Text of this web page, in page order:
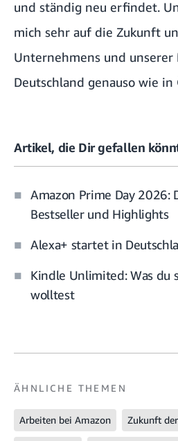
und ständig neu erfindet.
mich sehr auf die Zukunft
Unternehmens und
Deutschland genauso wie in
Artikel, die Dir gefallen
Amazon Prime Day 2026:
Bestseller und Highlights
Alexa+ startet in
Kindle Unlimited: Was du
wolltest
ÄHNLICHE THEMEN
Arbeiten bei Amazon Zukunft